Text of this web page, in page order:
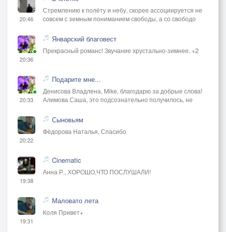
20:46
Стремлению к полёту и небу, скорее ассоциируется не
совсем с земным пониманием свободы, а со свободо
20:36
Январский благовест
Прекрасный романс! Звучание хрустально-зимнее. +2
20:33
Подарите мне...
Денисова Владлена, Mike, благодарю за добрые слова!
Алимова Саша, это подсознательно получилось, не
20:22
Сыновьям
Фёдорова Наталья, Спасибо
19:38
Cinematic
Анна Р., ХОРОШО,ЧТО ПОСЛУШАЛИ!
19:31
Маловато лета
Коля Привет+